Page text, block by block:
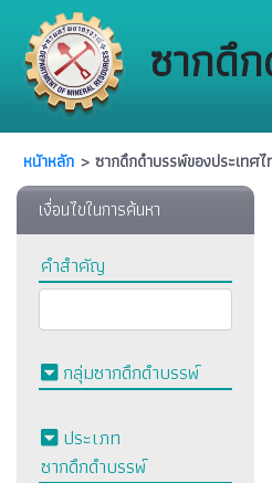
ซากดึ
หนัาหลัก > ซากดึกดำบรรพ์ของประเทศ
เงื่อนไขในการค้นหา
คำสำคัญ
กลุ่มซากดึกดำบรรพ์
ประเภท
ซากดึกดำบรรพ์